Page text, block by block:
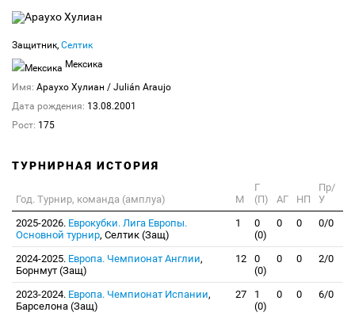
Защитник, Селтик
Мексика
Имя: Араухо Хулиан / Julián Araujo
Дата рождения: 13.08.2001
Рост: 175
ТУРНИРНАЯ ИСТОРИЯ
Год. Турнир, команда (амплуа) М
Г
(П)
АГ НП
Пр/
У
2025-2026. Еврокубки. Лига Европы.
Основной турнир, Селтик (Защ)
1
0
(0)
0 0 0/0
2024-2025. Европа. Чемпионат Англии,
Борнмут (Защ)
12
0
(0)
0 0 2/0
2023-2024. Европа. Чемпионат Испании,
Барселона (Защ)
27
1
(0)
0 0 6/0